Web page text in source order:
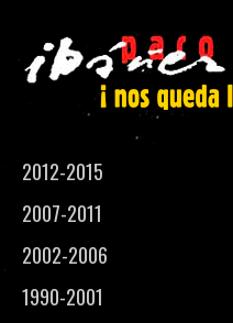
2012-2015
2007-2011
2002-2006
1990-2001